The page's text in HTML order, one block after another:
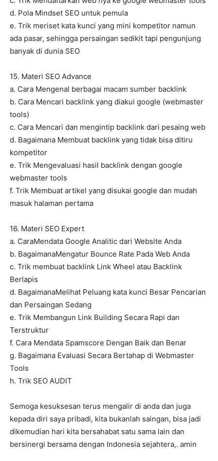
d. Pola Mindset SEO untuk pemula
e. Trik meriset kata kunci yang mini kompetitor namun
ada pasar, sehingga persaingan sedikit tapi pengunjung
banyak di dunia SEO
15. Materi SEO Advance
a. Cara Mengenal berbagai macam sumber backlink
b. Cara Mencari backlink yang diakui google (webmaster
tools)
c. Cara Mencari dan mengintip backlink dari pesaing web
d. Bagaimana Membuat backlink yang tidak bisa ditiru
kompetitor
e. Trik Mengevaluasi hasil backlink dengan google
webmaster tools
f. Trik Membuat artikel yang disukai google dan mudah
masuk halaman pertama
16. Materi SEO Expert
a. CaraMendata Google Analitic dari Website Anda
b. BagaimanaMengatur Bounce Rate Pada Web Anda
c. Trik membuat backlink Link Wheel atau Backlink
Berlapis
d. BagaimanaMelihat Peluang kata kunci Besar Pencarian
dan Persaingan Sedang
e. Trik Membangun Link Building Secara Rapi dan
Terstruktur
f. Cara Mendata Spamscore Dengan Baik dan Benar
g. Bagaimana Evaluasi Secara Bertahap di Webmaster
Tools
h. Trik SEO AUDIT
Semoga kesuksesan terus mengalir di anda dan juga
kepada diri saya pribadi, kita bukanlah saingan, bisa jadi
dikemudian hari kita bersahabat satu sama lain dan
bersinergi bersama dengan Indonesia sejahtera,. amin